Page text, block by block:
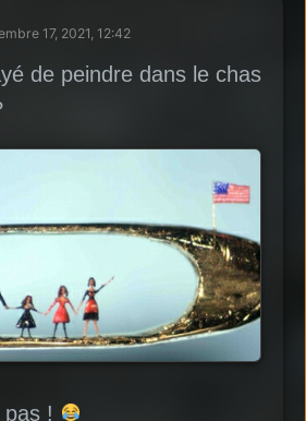
17, 2021, 12:42
de peindre dans le chas
!